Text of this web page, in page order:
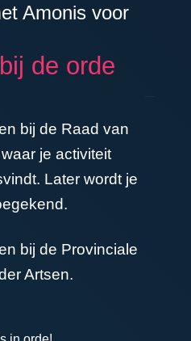
Amonis voor
de orde
bij de Raad van
je activiteit
Later wordt je
bij de Provinciale
Artsen.